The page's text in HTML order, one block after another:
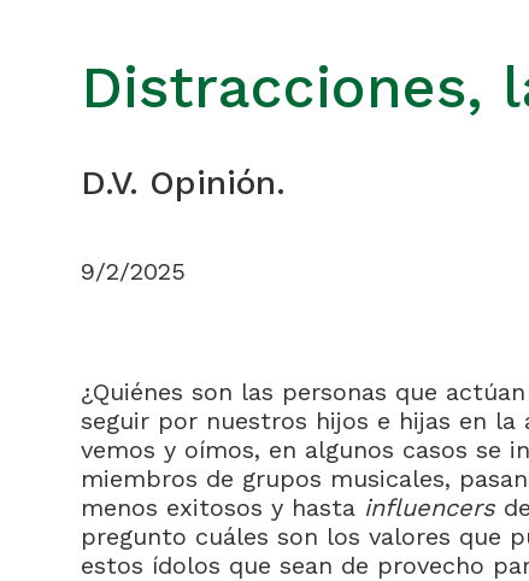
Distracciones,
D.V. Opinión.
9/2/2025
¿Quiénes son las personas que
seguir por nuestros hijos e hijas en la
vemos y oímos, en algunos casos se
miembros de grupos musicales,
menos exitosos y hasta influencers
pregunto cuáles son los valores que
estos ídolos que sean de provecho